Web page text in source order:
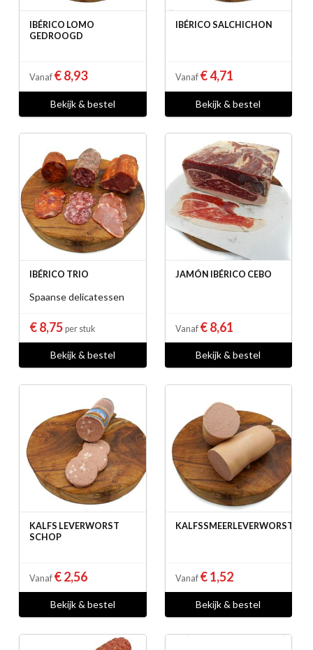
IBÉRICO LOMO
GEDROOGD
Vanaf € 8,93
Bekijk & bestel
IBÉRICO SALCHICHON
Vanaf € 4,71
Bekijk & bestel
IBÉRICO TRIO
Spaanse delicatessen
€ 8,75 per stuk
Bekijk & bestel
JAMÓN IBÉRICO CEBO
Vanaf € 8,61
Bekijk & bestel
KALFS LEVERWORST
SCHOP
Vanaf € 2,56
Bekijk & bestel
KALFSSMEERLEVERWORST
Vanaf € 1,52
Bekijk & bestel